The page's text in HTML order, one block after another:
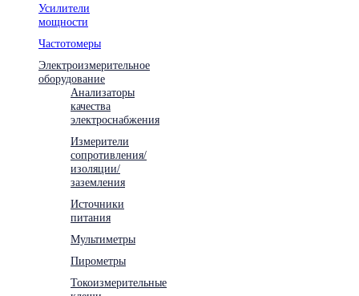
Усилители
мощности
Частотомеры
Электроизмерительное
оборудование
Анализаторы
качества
электроснабжения
Измерители
сопротивления/
изоляции/
заземления
Источники
питания
Мультиметры
Пирометры
Токоизмерительные